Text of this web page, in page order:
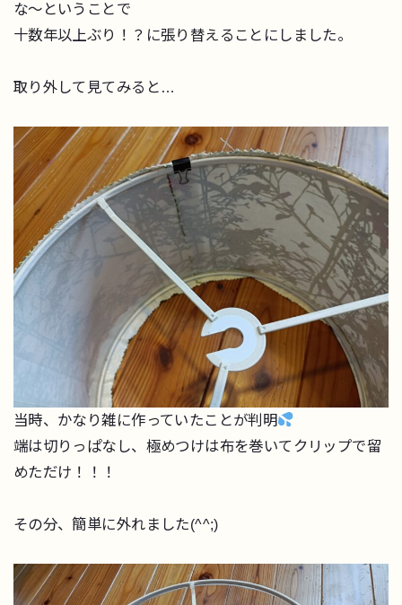
な～ということで
十数年以上ぶり！？に張り替えることにしました。
取り外して見てみると…
当時、かなり雑に作っていたことが判明
端は切りっぱなし、極めつけは布を巻いてクリップで留
めただけ！！！
その分、簡単に外れました(^^;)